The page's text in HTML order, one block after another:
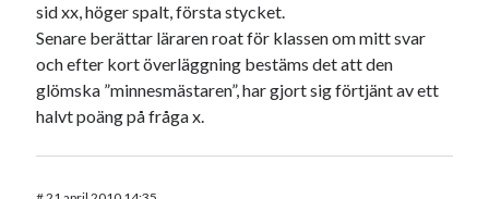
sid xx, höger spalt, första stycket.
Senare berättar läraren roat för klassen om mitt svar
och efter kort överläggning bestäms det att den
glömska ”minnesmästaren”, har gjort sig förtjänt av ett
halvt poäng på fråga x.